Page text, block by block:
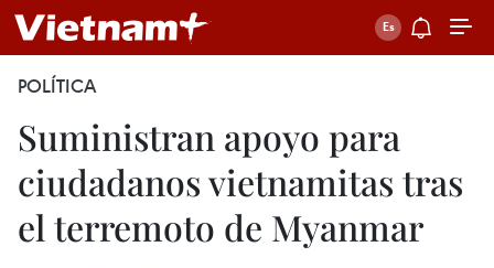
POLÍTICA
Suministran apoyo para
ciudadanos vietnamitas tras
el terremoto de Myanmar